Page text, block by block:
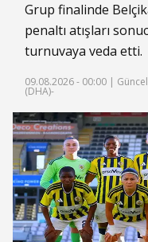
Grup finalinde
penaltı atışları
turnuvaya veda etti.
09.08.2026 - 00:00 |
(DHA)-